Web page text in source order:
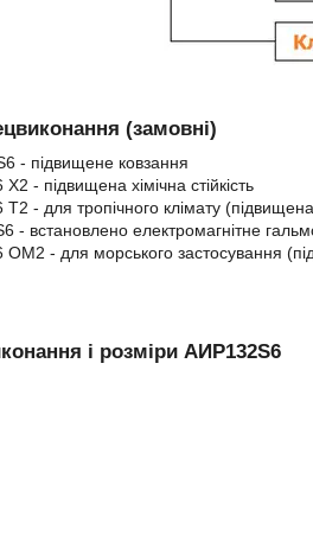
(замовні)
- підвищене ковзання
- підвищена хімічна стійкість
- для тропічного клімату (підвищена
- встановлено електромагнітне
- для морського застосування
і розміри АИР132S6